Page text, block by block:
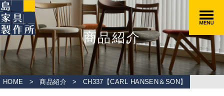
商品紹介
HOME > 商品紹介 > CH337【CARL HANSEN＆SON】